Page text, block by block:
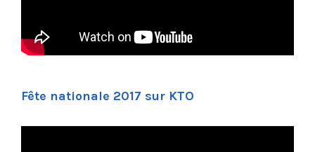
Fête nationale 2017 sur KTO